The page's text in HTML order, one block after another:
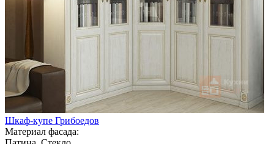
Шкаф-купе Грибоедов
Материал фасада: